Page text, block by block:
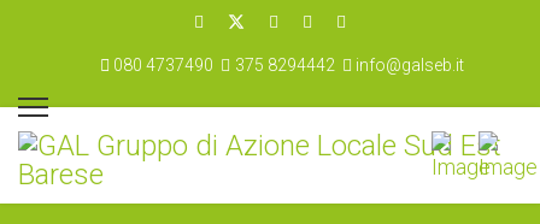
080 4737490 375 8294442 info@galseb.it